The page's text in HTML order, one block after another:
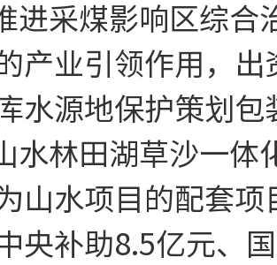
进采煤影响区综合
产业引领作用，
水源地保护策划包
水林田湖草沙一体
山水项目的配套
央补助8.5亿元、